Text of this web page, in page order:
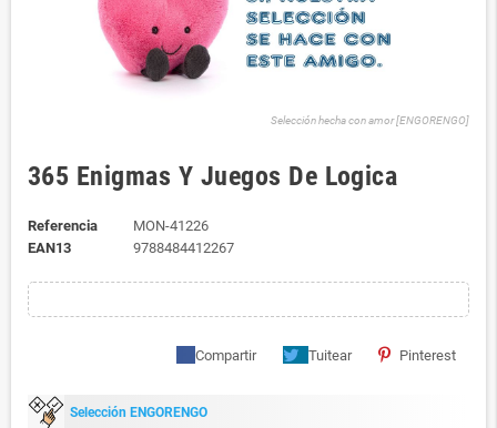
Selección hecha con amor [ENGORENGO]
365 Enigmas Y Juegos De Logica
Referencia
MON-41226
EAN13
9788484412267
Compartir Tuitear Pinterest
Selección ENGORENGO